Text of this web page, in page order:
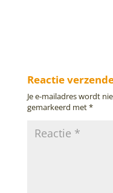
Reactie
Je e-mailadres wordt
gemarkeerd met*